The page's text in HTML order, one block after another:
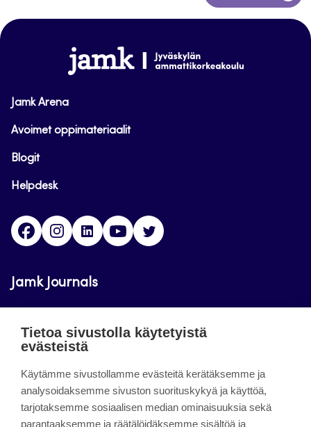
takaisin
www.jamk.fi
Jamk Arena
Avoimet oppimateriaalit
Blogit
Helpdesk
FacebookInstagram
LinkedInYoutube
Jamk Journals
luettavissa. Verkkolehtien tarkoituksena on tukea
innovaatiotoimintaa.
About the site
Tietoa sivustolla käytetyistä
evästeistä
Käytämme sivustollamme evästeitä kerätäksemme ja
analysoidaksemme sivuston suorituskykyä ja käyttöä,
tarjotaksemme sosiaalisen median ominaisuuksia sekä
parantaaksemme ja räätälöidäksemme sisältöä ja